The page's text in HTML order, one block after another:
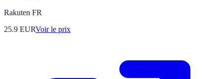
Rakuten FR
25.9 EURVoir le prix